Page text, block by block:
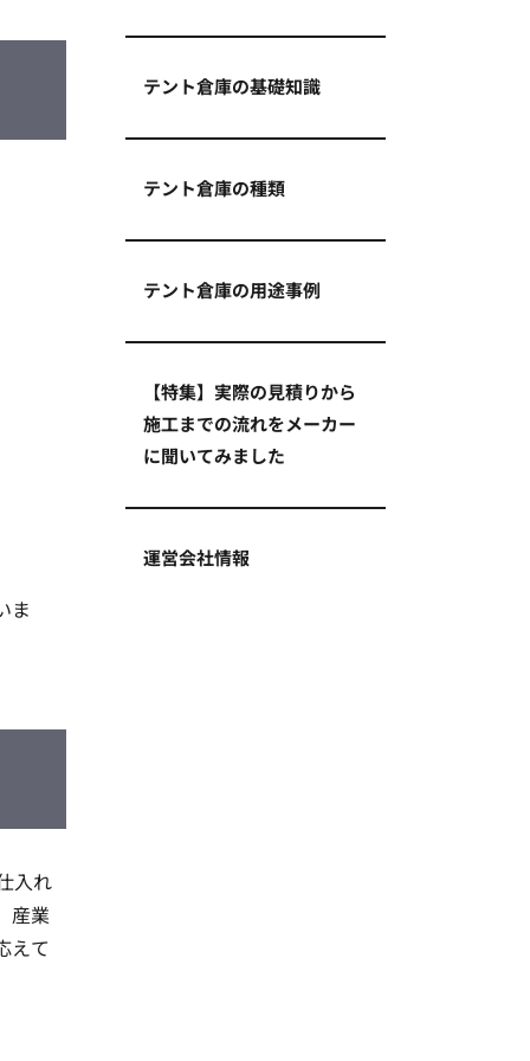
ま
入れ
産業
えて
テント倉庫の基礎知識
テント倉庫の種類
テント倉庫の用途事例
【特集】実際の見積りから
施工までの流れをメーカー
に聞いてみました
運営会社情報